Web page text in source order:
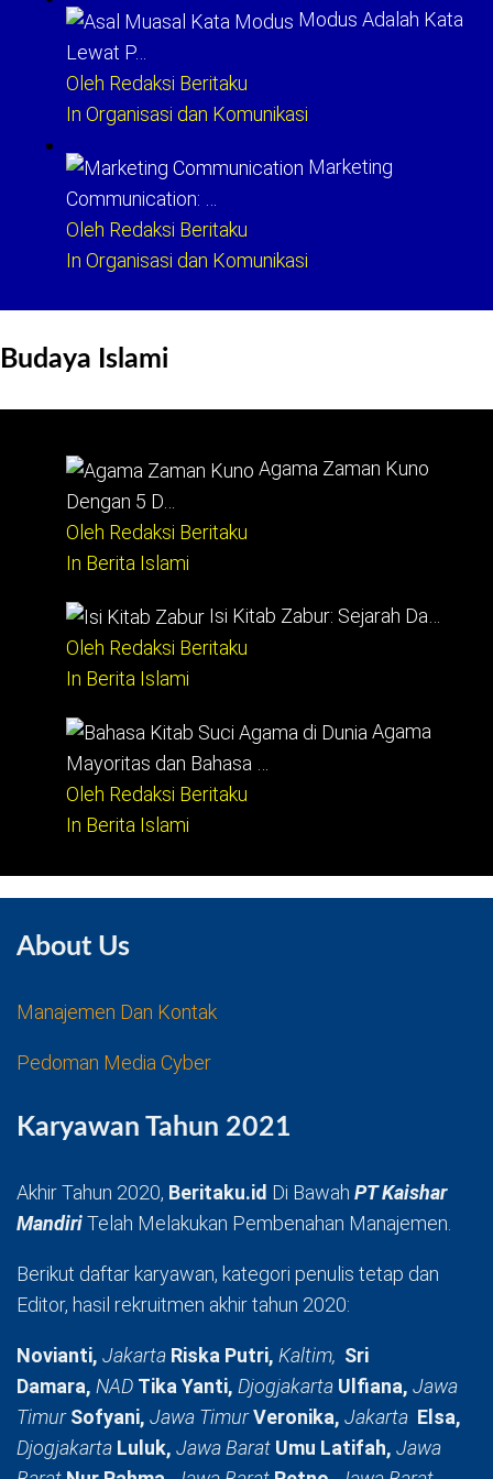
Modus Adalah Kata
Lewat P…
Oleh Redaksi Beritaku
In Organisasi dan Komunikasi
Marketing
Communication: …
Oleh Redaksi Beritaku
In Organisasi dan Komunikasi
Budaya Islami
Agama Zaman Kuno
Dengan 5 D…
Oleh Redaksi Beritaku
In Berita Islami
Isi Kitab Zabur: Sejarah Da…
Oleh Redaksi Beritaku
In Berita Islami
Agama
Mayoritas dan Bahasa …
Oleh Redaksi Beritaku
In Berita Islami
About Us
Manajemen Dan Kontak
Pedoman Media Cyber
Karyawan Tahun 2021
Akhir Tahun 2020, Beritaku.id Di Bawah PT Kaishar
MandiriTelah Melakukan Pembenahan Manajemen.
Berikut daftar karyawan, kategori penulis tetap dan
Editor, hasil rekruitmen akhir tahun 2020:
Novianti, Jakarta Riska Putri, Kaltim, Sri
Damara, NAD Tika Yanti, Djogjakarta Ulfiana, Jawa
TimurSofyani, Jawa TimurVeronika, Jakarta Elsa,
Djogjakarta Luluk, Jawa Barat Umu Latifah, Jawa